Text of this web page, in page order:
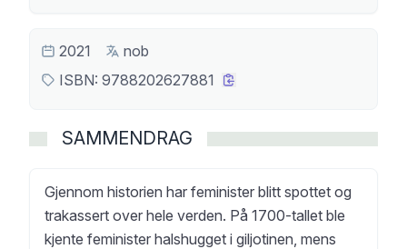
2021
nob
ISBN: 9788202627881
SAMMENDRAG
Gjennom historien har feminister blitt spottet og
trakassert over hele verden. På 1700-tallet ble
kjente feminister halshugget i giljotinen, mens